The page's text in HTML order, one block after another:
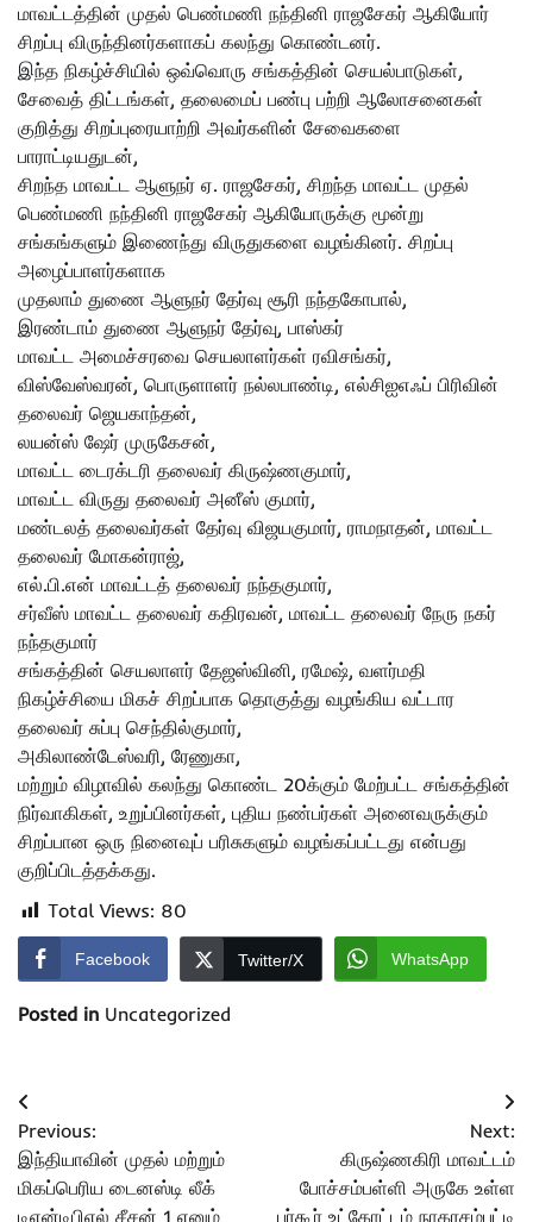
மாவட்டத்தின் முதல் பெண்மணி நந்தினி ராஜசேகர் ஆகியோர்
சிறப்பு விருந்தினர்களாகப் கலந்து கொண்டனர்.
இந்த நிகழ்ச்சியில் ஒவ்வொரு சங்கத்தின் செயல்பாடுகள்,
சேவைத் திட்டங்கள், தலைமைப் பண்பு பற்றி ஆலோசனைகள்
குறித்து சிறப்புரையாற்றி அவர்களின் சேவைகளை
பாராட்டியதுடன்,
சிறந்த மாவட்ட ஆளுநர் ஏ. ராஜசேகர், சிறந்த மாவட்ட முதல்
பெண்மணி நந்தினி ராஜசேகர் ஆகியோருக்கு மூன்று
சங்கங்களும் இணைந்து விருதுகளை வழங்கினர். சிறப்பு
அழைப்பாளர்களாக
முதலாம் துணை ஆளுநர் தேர்வு சூரி நந்தகோபால்,
இரண்டாம் துணை ஆளுநர் தேர்வு, பாஸ்கர்
மாவட்ட அமைச்சரவை செயலாளர்கள் ரவிசங்கர்,
விஸ்வேஸ்வரன், பொருளாளர் நல்லபாண்டி, எல்சிஐஎஃப் பிரிவின்
தலைவர் ஜெயகாந்தன்,
லயன்ஸ் ஷேர் முருகேசன்,
மாவட்ட டைரக்டரி தலைவர் கிருஷ்ணகுமார்,
மாவட்ட விருது தலைவர் அனீஸ் குமார்,
மண்டலத் தலைவர்கள் தேர்வு விஜயகுமார், ராமநாதன், மாவட்ட
தலைவர் மோகன்ராஜ்,
எல்.பி.என் மாவட்டத் தலைவர் நந்தகுமார்,
சர்வீஸ் மாவட்ட தலைவர் கதிரவன், மாவட்ட தலைவர் நேரு நகர்
நந்தகுமார்
சங்கத்தின் செயலாளர் தேஜஸ்வினி, ரமேஷ், வளர்மதி
நிகழ்ச்சியை மிகச் சிறப்பாக தொகுத்து வழங்கிய வட்டார
தலைவர் சுப்பு செந்தில்குமார்,
அகிலாண்டேஸ்வரி, ரேணுகா,
மற்றும் விழாவில் கலந்து கொண்ட 20க்கும் மேற்பட்ட சங்கத்தின்
நிர்வாகிகள், உறுப்பினர்கள், புதிய நண்பர்கள் அனைவருக்கும்
சிறப்பான ஒரு நினைவுப் பரிசுகளும் வழங்கப்பட்டது என்பது
குறிப்பிடத்தக்கது.
Total Views: 80
Facebook Twitter/X WhatsApp
Posted in Uncategorized
Post
navigation
Previous:
இந்தியாவின் முதல் மற்றும்
மிகப்பெரிய டைனஸ்டி லீக்
டிஎன்டிபிஎல் சீசன் 1 எனும்
Next:
கிருஷ்ணகிரி மாவட்டம்
போச்சம்பள்ளி அருகே உள்ள
பர்கூர் உட்கோட்டம் நாகரசம்பட்டி